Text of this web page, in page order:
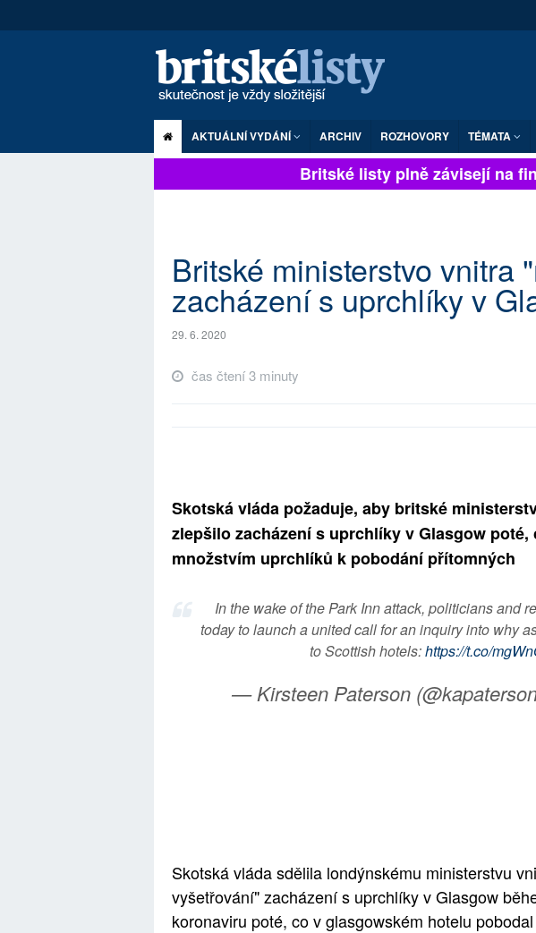
AKTUÁLNÍ VYDÁNÍ ARCHIV ROZHOVORY TÉMATA
Britské listy plně závisejí na
Britské ministerstvo vnitra
zacházení s uprchlíky v
29. 6. 2020
čas čtení 3 minuty
Skotská vláda požaduje, aby britské
zlepšilo zacházení s uprchlíky v Glasgow
množstvím uprchlíků k pobodání přítomných
In the wake of the Park Inn attack, politicians and
today to launch a united call for an inquiry into why
to Scottish hotels:https://t.co/
— Kirsteen Paterson
Skotská vláda sdělila londýnskému ministerstvu
vyšetřování" zacházení s uprchlíky v Glasgow
koronaviru poté, co v glasgowském hotelu